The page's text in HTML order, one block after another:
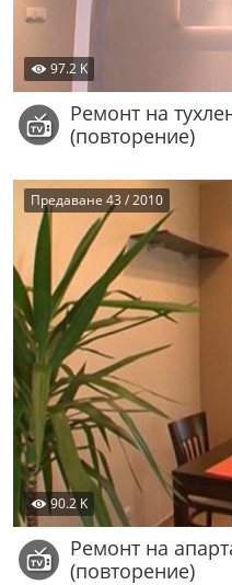
97.2 K
Ремонт на
(повторение)
90.2 K
Предаване 43 / 2010
Ремонт на
(повторение)